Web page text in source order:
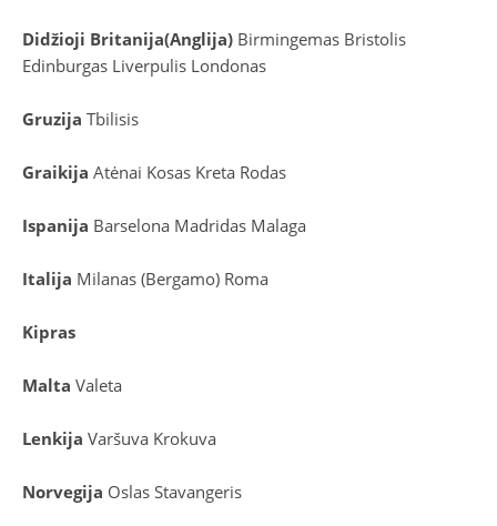
Didžioji Britanija(Anglija) Birmingemas Bristolis
Edinburgas Liverpulis Londonas
Gruzija Tbilisis
Graikija Atėnai Kosas Kreta Rodas
Ispanija Barselona Madridas Malaga
Italija Milanas (Bergamo) Roma
Kipras
Malta Valeta
Lenkija Varšuva Krokuva
Norvegija Oslas Stavangeris